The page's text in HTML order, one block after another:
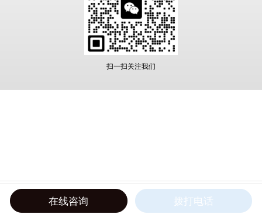
网站首页 联系电话 公司地址
扫一扫关注我们
在线咨询 拨打电话